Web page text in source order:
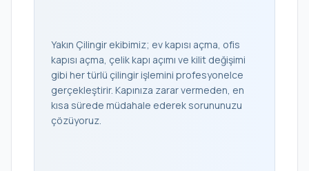
Yakın Çilingir ekibimiz; ev kapısı açma, ofis
kapısı açma, çelik kapı açımı ve kilit değişimi
gibi her türlü çilingir işlemini profesyonelce
gerçekleştirir. Kapınıza zarar vermeden, en
kısa sürede müdahale ederek sorununuzu
çözüyoruz.